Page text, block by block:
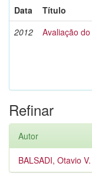
Data
Título
2012
Avaliação
Refinar
Autor
BALSADI, Otavio V.